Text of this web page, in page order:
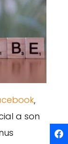
,
a son